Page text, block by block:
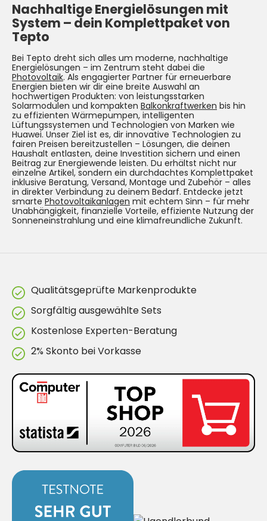
Nachhaltige Energielösungen mit
System – dein Komplettpaket von
Tepto
Bei Tepto dreht sich alles um moderne, nachhaltige
Energielösungen – im Zentrum steht dabei die
Photovoltaik. Als engagierter Partner für erneuerbare
Energien bieten wir dir eine breite Auswahl an
hochwertigen Produkten: von leistungsstarken
Solarmodulen und kompakten Balkonkraftwerken bis hin
zu effizienten Wärmepumpen, intelligenten
Lüftungssystemen und Technologien von Marken wie
Huawei. Unser Ziel ist es, dir innovative Technologien zu
fairen Preisen bereitzustellen – Lösungen, die deinen
Haushalt entlasten, deine Investition sichern und einen
Beitrag zur Energiewende leisten. Du erhältst nicht nur
einzelne Artikel, sondern ein durchdachtes Komplettpaket
inklusive Beratung, Versand, Montage und Zubehör – alles
in direkter Verbindung zu deinem Bedarf. Entdecke jetzt
smarte Photovoltaikanlagen mit echtem Sinn – für mehr
Unabhängigkeit, finanzielle Vorteile, effiziente Nutzung der
Sonneneinstrahlung und eine klimafreundliche Zukunft.
Qualitätsgeprüfte Markenprodukte
Sorgfältig ausgewählte Sets
Kostenlose Experten-Beratung
2% Skonto bei Vorkasse